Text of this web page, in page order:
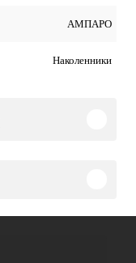
АМПАРО
Наколенники